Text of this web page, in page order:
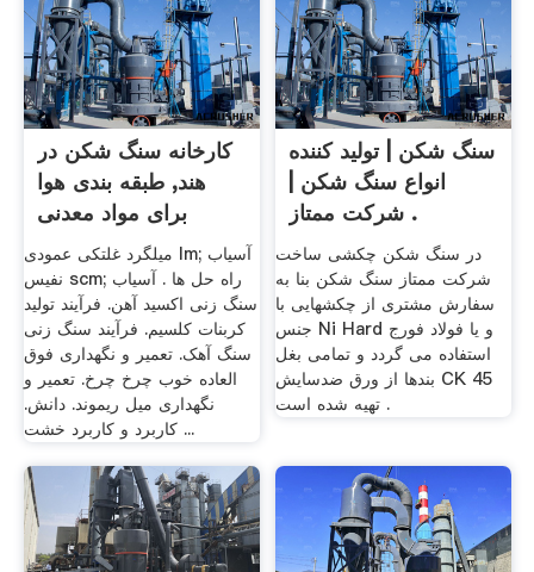
کارخانه سنگ شکن در
هند, طبقه بندی هوا
برای مواد معدنی
میلگرد غلتکی عمودی lm; آسیاب
نفیس scm; راه حل ها . آسیاب
سنگ زنی اکسید آهن. فرآیند تولید
کربنات کلسیم. فرآیند سنگ زنی
سنگ آهک. تعمیر و نگهداری فوق
العاده خوب چرخ چرخ. تعمیر و
نگهداری میل ریموند. دانش.
کاربرد و کاربرد خشت ...
سنگ شکن | تولید کننده
انواع سنگ شکن |
شرکت ممتاز .
در سنگ شکن چکشی ساخت
شرکت ممتاز سنگ شکن بنا به
سفارش مشتری از چکشهایی با
جنس Ni Hard و یا فولاد فورج
استفاده می گردد و تمامی بغل
بندها از ورق ضدسایش CK 45
تهیه شده است .